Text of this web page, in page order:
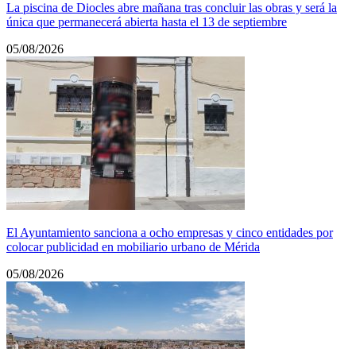
La piscina de Diocles abre mañana tras concluir las obras y será la
única que permanecerá abierta hasta el 13 de septiembre
05/08/2026
El Ayuntamiento sanciona a ocho empresas y cinco entidades por
colocar publicidad en mobiliario urbano de Mérida
05/08/2026